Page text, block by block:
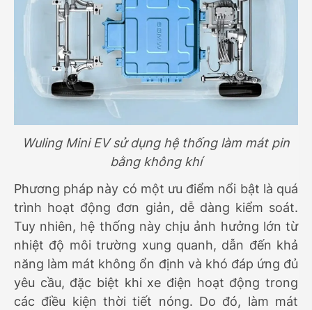
Wuling Mini EV sử dụng hệ thống làm mát pin
bằng không khí
Phương pháp này có một ưu điểm nổi bật là quá
trình hoạt động đơn giản, dễ dàng kiểm soát.
Tuy nhiên, hệ thống này chịu ảnh hưởng lớn từ
nhiệt độ môi trường xung quanh, dẫn đến khả
năng làm mát không ổn định và khó đáp ứng đủ
yêu cầu, đặc biệt khi xe điện hoạt động trong
các điều kiện thời tiết nóng. Do đó, làm mát